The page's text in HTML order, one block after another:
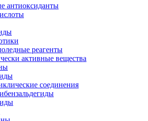
антиоксиданты
реагенты
активные вещества
соединения